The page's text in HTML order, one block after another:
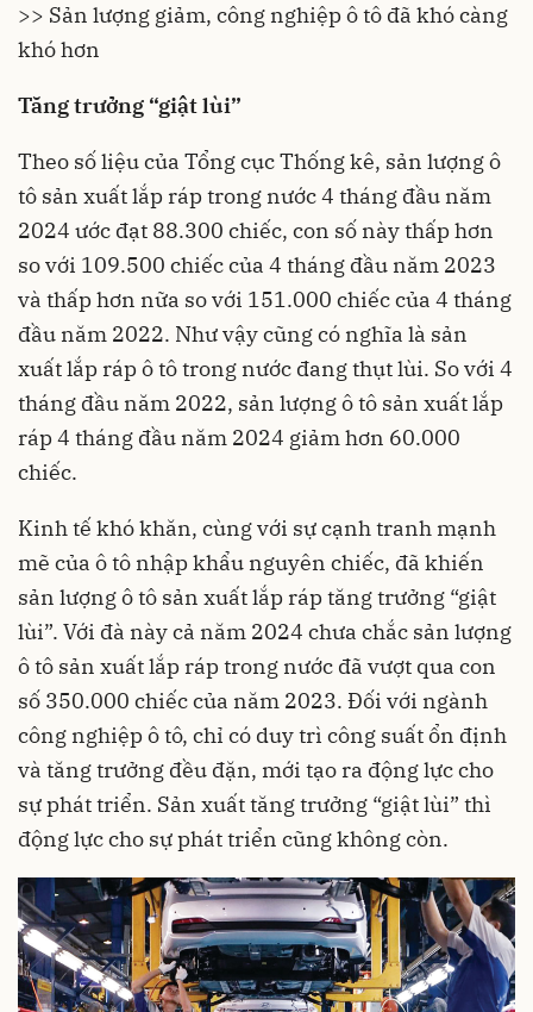
>> Sản lượng giảm, công nghiệp ô tô đã khó càng
khó hơn
Tăng trưởng “giật lùi”
Theo số liệu của Tổng cục Thống kê, sản lượngô
tô sản xuất lắp ráp trong nước 4 tháng đầu năm
2024 ước đạt 88.300 chiếc, con số này thấp hơn
so với 109.500 chiếc của 4 tháng đầu năm 2023
và thấp hơn nữa so với 151.000 chiếc của 4 tháng
đầu năm 2022. Như vậy cũng có nghĩa là sản
xuất lắp ráp ô tô trong nước đang thụt lùi. So với 4
tháng đầu năm 2022, sản lượng ô tô sản xuất lắp
ráp 4 tháng đầu năm 2024 giảm hơn 60.000
chiếc.
Kinh tế khó khăn, cùng với sự cạnh tranh mạnh
mẽ của ô tô nhập khẩu nguyên chiếc, đã khiến
sản lượng ô tô sản xuất lắp ráp tăng trưởng “giật
lùi”. Với đà này cả năm 2024 chưa chắc sản lượng
ô tô sản xuất lắp ráp trong nước đã vượt qua con
số 350.000 chiếc của năm 2023. Đối với ngành
công nghiệp ô tô, chỉ có duy trì công suất ổn định
và tăng trưởng đều đặn, mới tạo ra động lực cho
sự phát triển. Sản xuất tăng trưởng “giật lùi” thì
động lực cho sự phát triển cũng không còn.